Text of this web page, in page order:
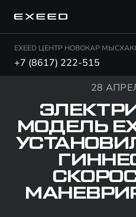
EXEED ЦЕНТР НОВОКАР
+7 (8617) 222-515
28
МОДЕЛЬ